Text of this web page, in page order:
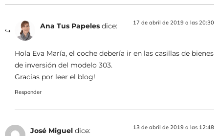
Ana Tus Papeles dice: 17 de abril de 2019 a las 20:30
Hola Eva María, el coche debería ir en las casillas de bienes
de inversión del modelo 303.
Gracias por leer el blog!
Responder
José Miguel dice: 13 de abril de 2019 a las 12:48